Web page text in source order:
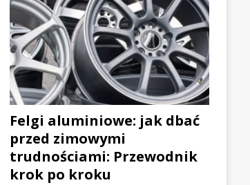
Felgi aluminiowe: jak dbać
przed zimowymi
trudnościami: Przewodnik
krok po kroku